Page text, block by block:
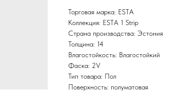
Торговая марка: ESTA
Коллекция: ESTA 1 Strip
Страна производства: Эстония
Толщина: 14
Влагостойкость: Влагостойкий
Фаска: 2V
Тип товара: Пол
Поверхность: полуматовая